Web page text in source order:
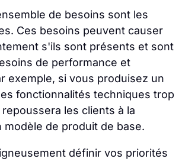
de besoins sont les
Ces besoins peuvent causer
s'ils sont présents et sont
de performance et
exemple, si vous produisez un
fonctionnalités techniques trop
les clients à la
de produit de base.
définir vos priorités